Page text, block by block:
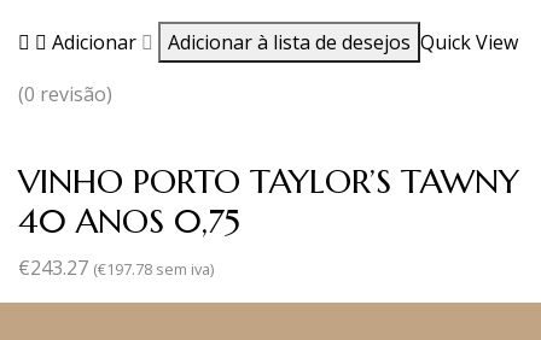
Adicionar Adicionar à lista de desejos Quick View
(0 revisão)
VINHO PORTO TAYLOR’S TAWNY
40 ANOS 0,75
€243.27 (€197.78 sem iva)